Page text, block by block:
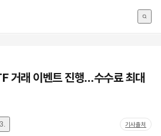
거래 이벤트 진행…수수료 최대
기사출처